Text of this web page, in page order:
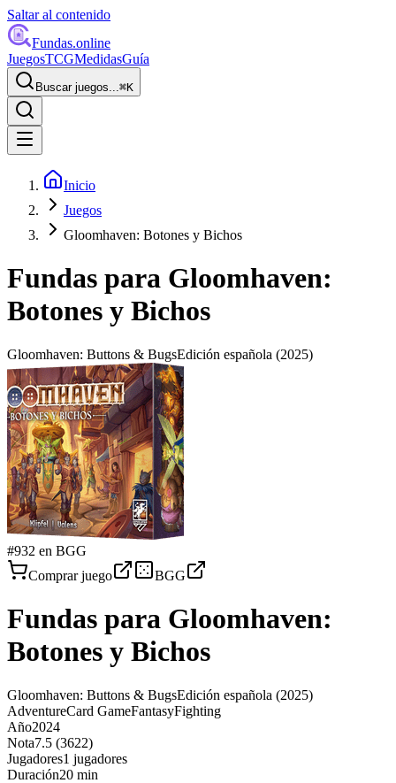
Saltar al contenido
Fundas.online
JuegosTCGMedidasGuía
Buscar juegos...⌘K
Inicio
Juegos
Gloomhaven: Botones y Bichos
Fundas para Gloomhaven:
Botones y Bichos
Gloomhaven: Buttons & BugsEdición española (2025)
#932 en BGG
Comprar juego
BGG
Fundas para Gloomhaven:
Botones y Bichos
Gloomhaven: Buttons & BugsEdición española (2025)
AdventureCard GameFantasyFighting
Año2024
Nota7.5 (3622)
Jugadores1 jugadores
Duración20 min